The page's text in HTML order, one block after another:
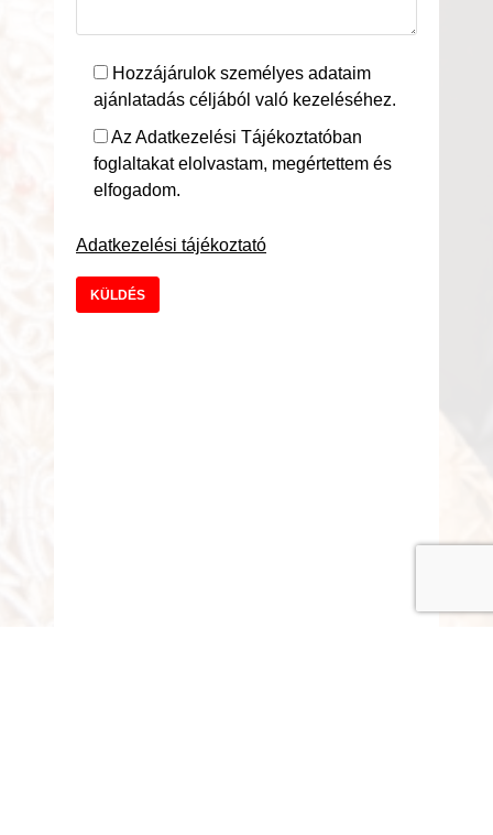
Hozzájárulok személyes adataim
ajánlatadás céljából való kezeléséhez.
Az Adatkezelési Tájékoztatóban
foglaltakat elolvastam, megértettem és
elfogadom.
Adatkezelési tájékoztató